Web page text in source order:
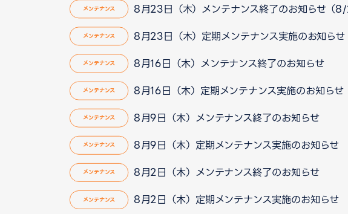
メンテナンス 8月23日（木）メンテナンス終了のお知らせ（
メンテナンス 8月23日（木）定期メンテナンス実施のお知らせ
メンテナンス 8月16日（木）メンテナンス終了のお知らせ
メンテナンス 8月16日（木）定期メンテナンス実施のお知らせ
メンテナンス 8月9日（木）メンテナンス終了のお知らせ
メンテナンス 8月9日（木）定期メンテナンス実施のお知らせ
メンテナンス 8月2日（木）メンテナンス終了のお知らせ
メンテナンス 8月2日（木）定期メンテナンス実施のお知らせ